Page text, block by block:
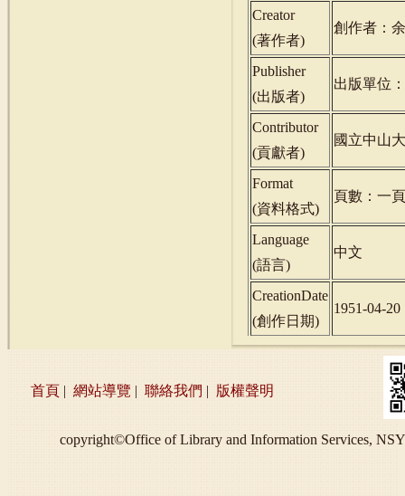
Creator
(著作者)
創作者：
Publisher
(出版者)
出版單位
Contributor
(貢獻者)
國立中山
Format
(資料格式)
頁數：一頁
Language
(語言)
中文
CreationDate
(創作日期)
1951-04-20
首頁 | 網站導覽 | 聯絡我們 | 版權聲明
copyright©Office of Library and Information Services,